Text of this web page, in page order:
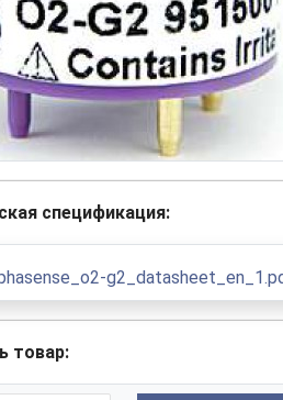
спецификация:
товар: